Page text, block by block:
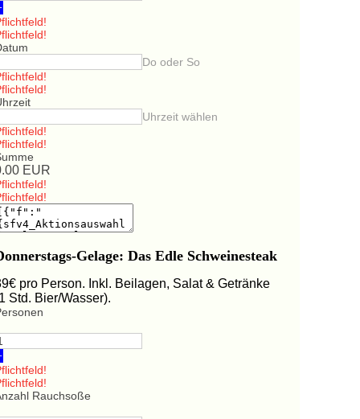
Do oder So
Uhrzeit wählen
EUR
Gelage: Das Edle Schweinesteak
pro Person. Inkl. Beilagen, Salat & Getränke
Std. Bier/Wasser).
Rauchsoße